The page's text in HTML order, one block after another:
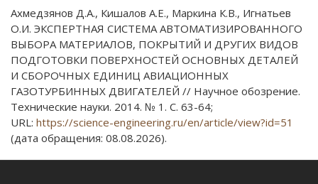
Ахмедзянов Д.А., Кишалов А.Е., Маркина К.В., Игнатьев
О.И. ЭКСПЕРТНАЯ СИСТЕМА АВТОМАТИЗИРОВАННОГО
ВЫБОРА МАТЕРИАЛОВ, ПОКРЫТИЙ И ДРУГИХ ВИДОВ
ПОДГОТОВКИ ПОВЕРХНОСТЕЙ ОСНОВНЫХ ДЕТАЛЕЙ
И СБОРОЧНЫХ ЕДИНИЦ АВИАЦИОННЫХ
ГАЗОТУРБИННЫХ ДВИГАТЕЛЕЙ // Научное обозрение.
Технические науки. 2014. № 1. С. 63-64;
URL: https://science-engineering.ru/en/article/view?id=51
(дата обращения: 08.08.2026).